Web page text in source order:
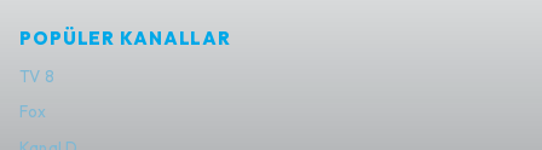
POPÜLER KANALLAR
TV 8
Fox